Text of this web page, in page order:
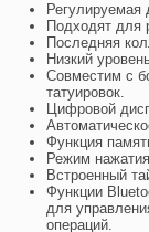
Регулируемая
Подходят для
Последняя
Низкий
Совместим с
татуировок.
Цифровой
Функция
Режим нажатия
Встроенный
Функции
для
операций.